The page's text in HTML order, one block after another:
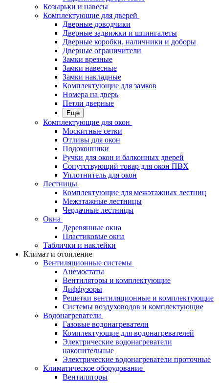
Козырьки и навесы
Комплектующие для дверей
Дверные доводчики
Дверные задвижки и шпингалеты
Дверные коробки, наличники и доборы
Дверные ограничители
Замки врезные
Замки навесные
Замки накладные
Комплектующие для замков
Номера на дверь
Петли дверные
Еще
Комплектующие для окон
Москитные сетки
Отливы для окон
Подоконники
Ручки для окон и балконных дверей
Сопутствующий товар для окон ПВХ
Уплотнитель для окон
Лестницы
Комплектующие для межэтажных лестниц
Межэтажные лестницы
Чердачные лестницы
Окна
Деревянные окна
Пластиковые окна
Таблички и наклейки
Климат и отопление
Вентиляционные системы
Анемостаты
Вентиляторы и комплектующие
Диффузоры
Решетки вентиляционные и комплектующие
Системы воздуховодов и комплектующие
Водонагреватели
Газовые водонагреватели
Комплектующие для водонагревателей
Электрические водонагреватели
накопительные
Электрические водонагреватели проточные
Климатическое оборудование
Вентиляторы